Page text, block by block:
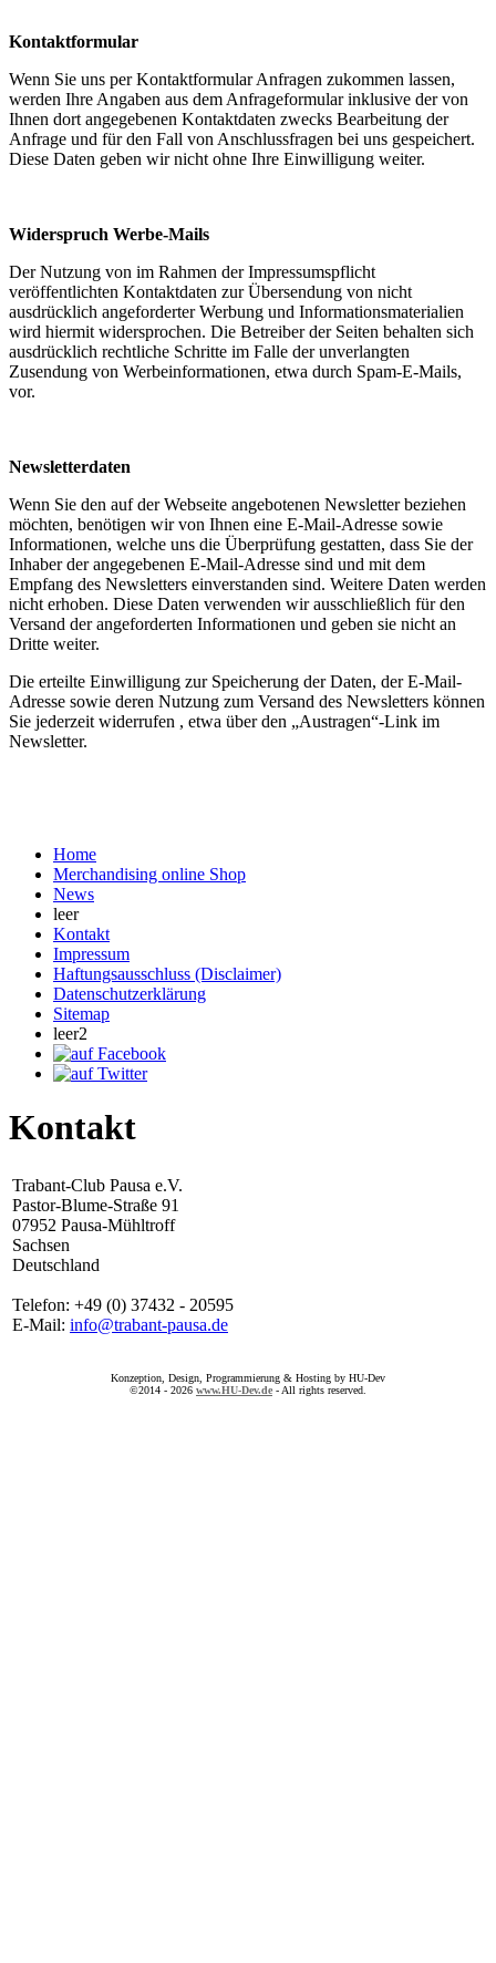
Kontaktformular
Wenn Sie uns per Kontaktformular Anfragen zukommen lassen,
werden Ihre Angaben aus dem Anfrageformular inklusive der von
Ihnen dort angegebenen Kontaktdaten zwecks Bearbeitung der
Anfrage und für den Fall von Anschlussfragen bei uns gespeichert.
Diese Daten geben wir nicht ohne Ihre Einwilligung weiter.
Widerspruch Werbe-Mails
Der Nutzung von im Rahmen der Impressumspflicht
veröffentlichten Kontaktdaten zur Übersendung von nicht
ausdrücklich angeforderter Werbung und Informationsmaterialien
wird hiermit widersprochen. Die Betreiber der Seiten behalten sich
ausdrücklich rechtliche Schritte im Falle der unverlangten
Zusendung von Werbeinformationen, etwa durch Spam-E-Mails,
vor.
Newsletterdaten
Wenn Sie den auf der Webseite angebotenen Newsletter beziehen
möchten, benötigen wir von Ihnen eine E-Mail-Adresse sowie
Informationen, welche uns die Überprüfung gestatten, dass Sie der
Inhaber der angegebenen E-Mail-Adresse sind und mit dem
Empfang des Newsletters einverstanden sind. Weitere Daten werden
nicht erhoben. Diese Daten verwenden wir ausschließlich für den
Versand der angeforderten Informationen und geben sie nicht an
Dritte weiter.
Die erteilte Einwilligung zur Speicherung der Daten, der E-Mail-
Adresse sowie deren Nutzung zum Versand des Newsletters können
Sie jederzeit widerrufen , etwa über den „Austragen“-Link im
Newsletter.
Home
Merchandising online Shop
News
leer
Kontakt
Impressum
Haftungsausschluss (Disclaimer)
Datenschutzerklärung
Sitemap
leer2
Kontakt
Trabant-Club Pausa e.V.
Pastor-Blume-Straße 91
07952 Pausa-Mühltroff
Sachsen
Deutschland
Telefon: +49 (0) 37432 - 20595
E-Mail: info@trabant-pausa.de
Konzeption, Design, Programmierung & Hosting by HU-Dev
©2014 - 2026 www.HU-Dev.de - All rights reserved.